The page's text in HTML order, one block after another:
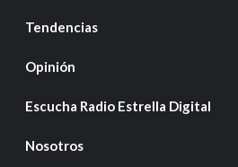
Tendencias
Opinión
Escucha Radio Estrella Digital
Nosotros